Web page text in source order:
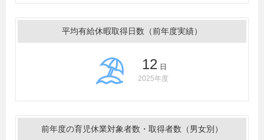
平均有給休暇取得日数（前年度実績）
12 日
2025年度
前年度の育児休業対象者数・取得者数（男女別）